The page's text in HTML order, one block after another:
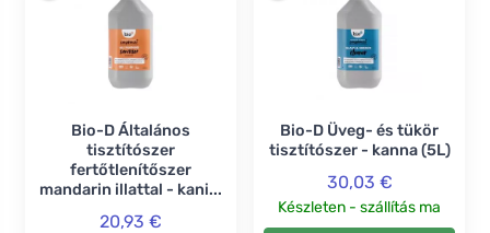
Bio-D Általános
tisztítószer
fertőtlenítőszer
mandarin illattal - kani...
20,93 €
Bio-D Üveg- és tükör
tisztítószer - kanna (5L)
30,03 €
Készleten - szállítás ma